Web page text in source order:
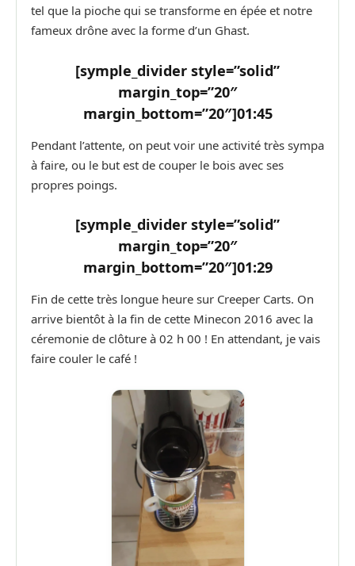
tel que la pioche qui se transforme en épée et notre
fameux drône avec la forme d’un Ghast.
[symple_divider style=”solid”
margin_top=”20″
margin_bottom=”20″]01:45
Pendant l’attente, on peut voir une activité très sympa
à faire, ou le but est de couper le bois avec ses
propres poings.
[symple_divider style=”solid”
margin_top=”20″
margin_bottom=”20″]01:29
Fin de cette très longue heure sur Creeper Carts. On
arrive bientôt à la fin de cette Minecon 2016 avec la
céremonie de clôture à 02 h 00 ! En attendant, je vais
faire couler le café !